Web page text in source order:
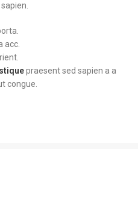
acc.
praesent sed sapien a a
congue.